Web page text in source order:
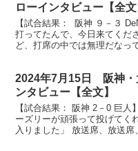
ローインタビュー【全文
【試合結果： 阪神 ９－３
打ってたんで、今日来てくだ
ど、打席の中では無理だなっ
2024年7月15日 阪神・
ンタビュー【全文】
【試合結果： 阪神 2－0 巨
ーズリーが頑張って投げてく
入りました」 放送席、放送席